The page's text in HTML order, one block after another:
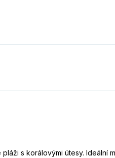
s korálovými útesy. Ideální